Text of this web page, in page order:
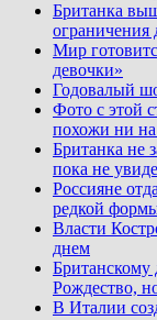
Британка
ограничения
Мир
девочки»
Годовалый
Фото с этой
похожи ни
Британка не
пока не
Россияне
редкой
Власти
днем
Британскому
Рождество,
В Италии